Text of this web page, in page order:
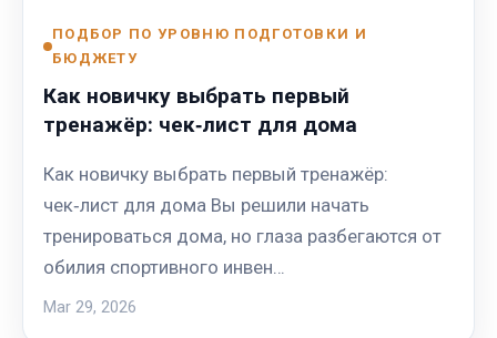
ПОДБОР ПО УРОВНЮ ПОДГОТОВКИ И
БЮДЖЕТУ
Как новичку выбрать первый
тренажёр: чек‑лист для дома
Как новичку выбрать первый тренажёр:
чек‑лист для дома Вы решили начать
тренироваться дома, но глаза разбегаются от
обилия спортивного инвен…
Mar 29, 2026